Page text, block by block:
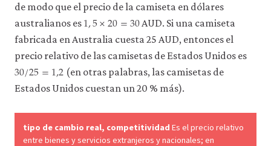
de modo que el precio de la camiseta en dólares
australianos es1,5×20=30
1 5× 20=
AUD. Si una camiseta
fabricada en Australia cuesta 25 AUD, entonces el
precio relativo de las camisetas de Estados Unidos es
30/25=1,2
30 /25 1,2
(en otras palabras, las camisetas de
Estados Unidos cuestan un 20 % más).
tipo de cambio real, competitividad Es el precio relativo
entre bienes y servicios extranjeros y nacionales; en